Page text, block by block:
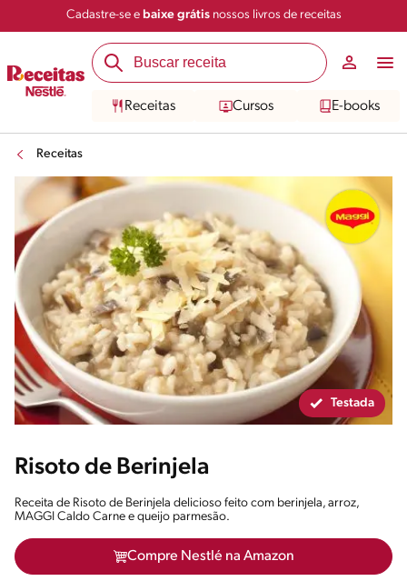
Cadastre-se e baixe grátisnossos livros de receitas
Receitas Cursos E-books
Receitas
Salvar Compartilhar
Testada
Risoto de Berinjela
Receita de Risoto de Berinjela delicioso feito com berinjela, arroz,
MAGGI Caldo Carne e queijo parmesão.
Compre Nestlé na Amazon